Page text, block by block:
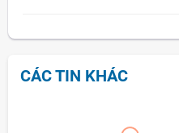
CÁC TIN KHÁC